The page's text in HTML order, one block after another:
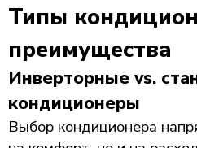
Типы
преимущества
Инверторные vs.
кондиционеры
Выбор кондиционера